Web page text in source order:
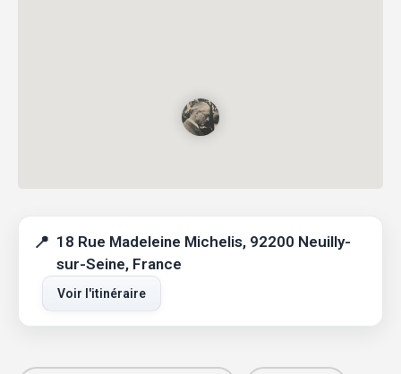
18 Rue Madeleine Michelis, 92200 Neuilly-
sur-Seine, France
Voir l'itinéraire